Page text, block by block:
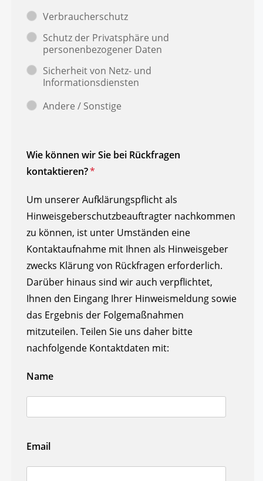
Verbraucherschutz
Schutz der Privatsphäre und
personenbezogener Daten
Sicherheit von Netz- und
Informationsdiensten
Andere / Sonstige
Wie können wir Sie bei Rückfragen
kontaktieren?*
Um unserer Aufklärungspflicht als
Hinweisgeberschutzbeauftragter nachkommen
zu können, ist unter Umständen eine
Kontaktaufnahme mit Ihnen als Hinweisgeber
zwecks Klärung von Rückfragen erforderlich.
Darüber hinaus sind wir auch verpflichtet,
Ihnen den Eingang Ihrer Hinweismeldung sowie
das Ergebnis der Folgemaßnahmen
mitzuteilen. Teilen Sie uns daher bitte
nachfolgende Kontaktdaten mit:
Name
Email